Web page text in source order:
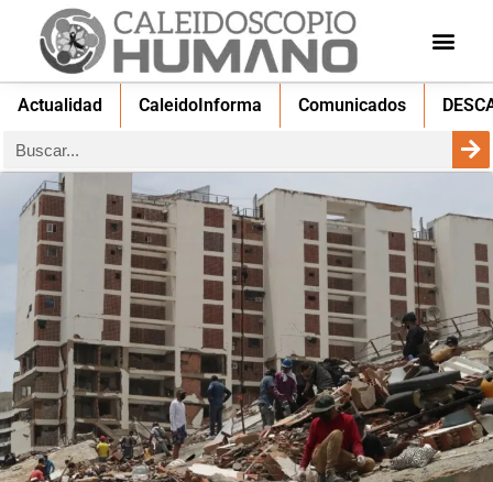
Actualidad CaleidoInforma Comunicados